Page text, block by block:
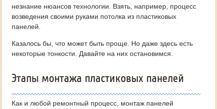
незнание нюансов технологии. Взять, например, процесс
возведения своими руками потолка из пластиковых
панелей.
Казалось бы, что может быть проще. Но даже здесь есть
некоторые тонкости. Давайте на них остановимся.
Этапы монтажа пластиковых панелей
Как и любой ремонтный процесс, монтаж панелей